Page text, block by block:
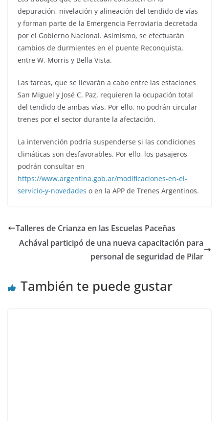
depuración, nivelación y alineación del tendido de vías
y forman parte de la Emergencia Ferroviaria decretada
por el Gobierno Nacional. Asimismo, se efectuarán
cambios de durmientes en el puente Reconquista,
entre W. Morris y Bella Vista.
Las tareas, que se llevarán a cabo entre las estaciones
San Miguel y José C. Paz, requieren la ocupación total
del tendido de ambas vías. Por ello, no podrán circular
trenes por el sector durante la afectación.
La intervención podría suspenderse si las condiciones
climáticas son desfavorables. Por ello, los pasajeros
podrán consultar en
https://www.argentina.gob.ar/modificaciones-en-el-
servicio-y-novedades o en la APP de Trenes Argentinos.
Talleres de Crianza en las Escuelas Paceñas
Achával participó de una nueva capacitación para
personal de seguridad de Pilar
También te puede gustar